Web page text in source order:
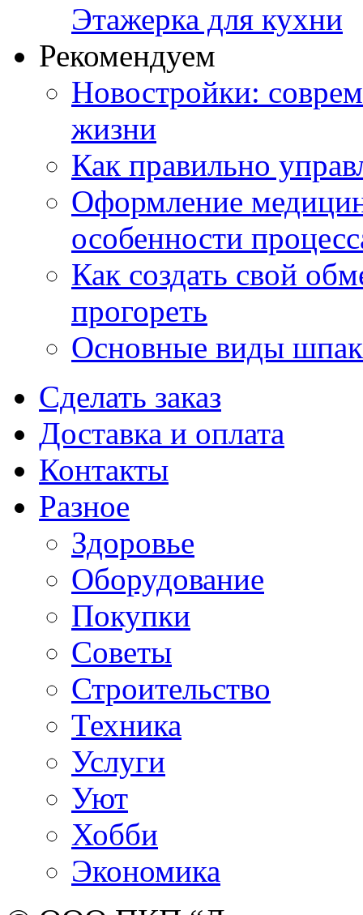
Этажерка для кухни
Рекомендуем
Новостройки:
жизни
Как правильно
Оформление
особенности
Как создать свой
прогореть
Основные виды
Сделать заказ
Доставка и оплата
Контакты
Разное
Здоровье
Оборудование
Покупки
Советы
Строительство
Техника
Услуги
Уют
Хобби
Экономика